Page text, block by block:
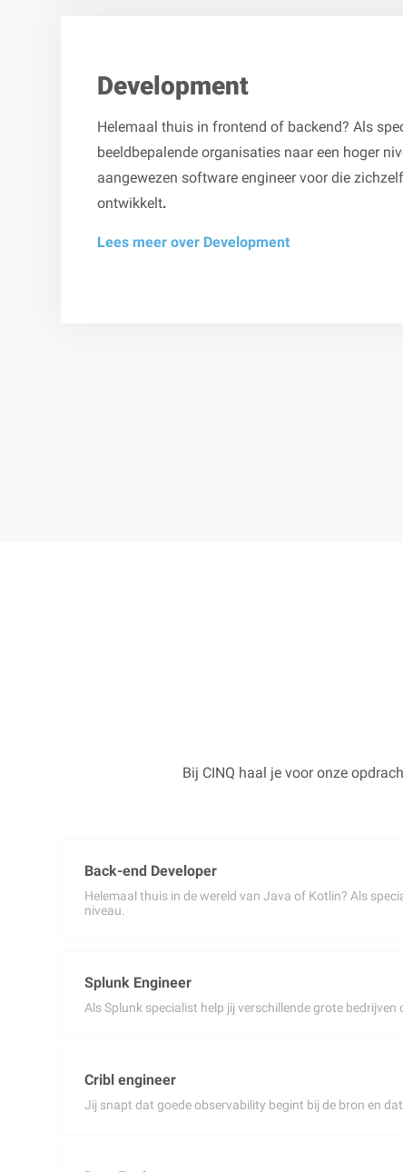
Development
Helemaal thuis in frontend of backend? Als
beeldbepalende organisaties naar een hoger
aangewezen software engineer voor die
ontwikkelt.
Lees meer over Development
Bij CINQ haal je voor onze
Back-end Developer
Helemaal thuis in de wereld van Java of Kotlin? Als
niveau.
Splunk Engineer
Als Splunk specialist help jij verschillende grote
Cribl engineer
Jij snapt dat goede observability begint bij de bron en